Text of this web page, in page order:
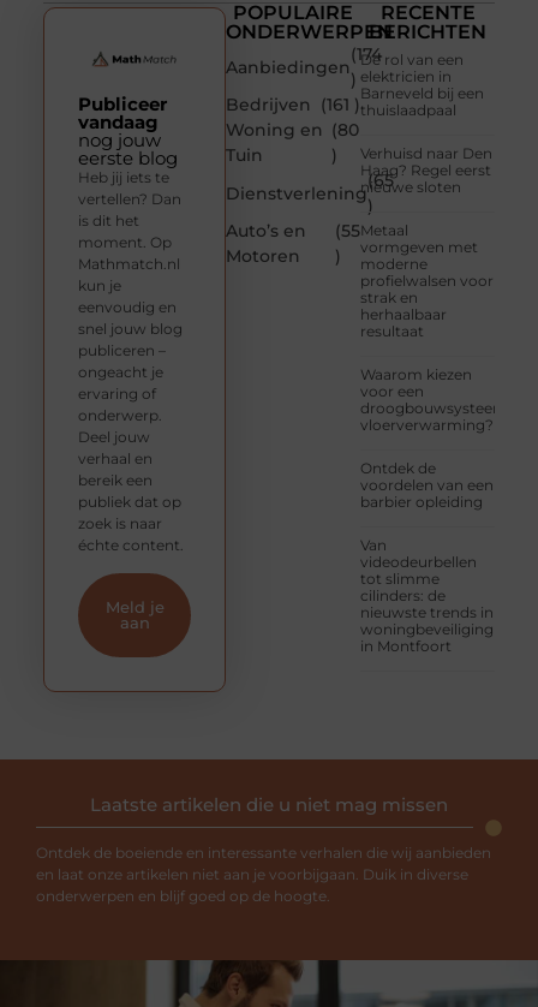
POPULAIRE
ONDERWERPEN
Aanbiedingen
(174
)
Bedrijven
(161 )
Woning en
Tuin
(80
)
Dienstverlening
(65
)
Auto’s en
Motoren
(55
)
RECENTE
BERICHTEN
De rol van een
elektricien in
Barneveld bij een
thuislaadpaal
Verhuisd naar Den
Haag? Regel eerst
nieuwe sloten
Metaal
vormgeven met
moderne
profielwalsen voor
strak en
herhaalbaar
resultaat
Waarom kiezen
voor een
droogbouwsysteem
vloerverwarming?
Ontdek de
voordelen van een
barbier opleiding
Van
videodeurbellen
tot slimme
cilinders: de
nieuwste trends in
woningbeveiliging
in Montfoort
Publiceer
vandaag
nog jouw
eerste blog
Heb jij iets te
vertellen? Dan
is dit het
moment. Op
Mathmatch.nl
kun je
eenvoudig en
snel jouw blog
publiceren –
ongeacht je
ervaring of
onderwerp.
Deel jouw
verhaal en
bereik een
publiek dat op
zoek is naar
échte content.
Meld je
aan
Laatste artikelen die u niet mag missen
Ontdek de boeiende en interessante verhalen die wij aanbieden
en laat onze artikelen niet aan je voorbijgaan. Duik in diverse
onderwerpen en blijf goed op de hoogte.